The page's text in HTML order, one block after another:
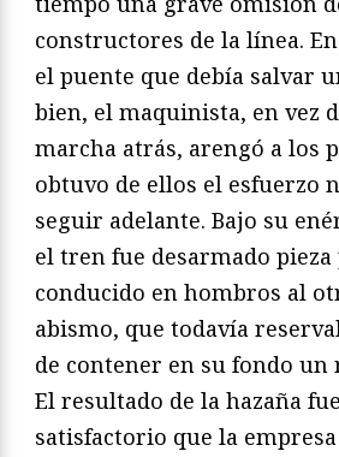
constructores de la línea.
el puente que debía salvar
bien, el maquinista, en vez
marcha atrás, arengó a los
obtuvo de ellos el esfuerzo
seguir adelante. Bajo su
el tren fue desarmado pieza
conducido en hombros al
abismo, que todavía
de contener en su fondo un
El resultado de la hazaña
satisfactorio que la